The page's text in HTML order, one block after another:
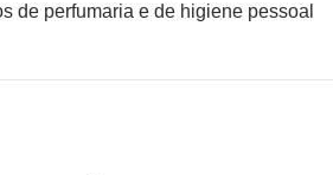
de perfumaria e de higiene pessoal